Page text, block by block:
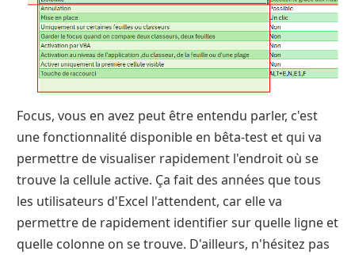
Focus, vous en avez peut être entendu parler, c'est
une fonctionnalité disponible en bêta-test et qui va
permettre de visualiser rapidement l'endroit où se
trouve la cellule active. Ça fait des années que tous
les utilisateurs d'Excel l'attendent, car elle va
permettre de rapidement identifier sur quelle ligne et
quelle colonne on se trouve. D'ailleurs, n'hésitez pas